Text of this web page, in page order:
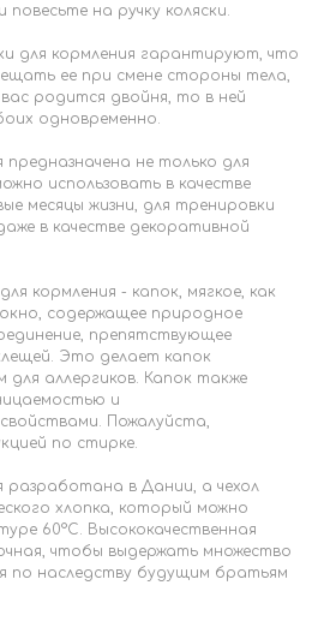
повесьте на ручку коляски.
для кормления гарантируют, что
ее при смене стороны тела,
родится двойня, то в ней
одновременно.
не только для
использовать в качестве
месяцы жизни, для тренировки
в качестве декоративной
кормления - капок, мягкое, как
содержащее природное
препятствующее
Это делает капок
аллергиков. Капок также
и
Пожалуйста,
по стирке.
разработана в Дании, а чехол
хлопка, который можно
60°C. Высококачественная
чтобы выдержать множество
по наследству будущим братьям